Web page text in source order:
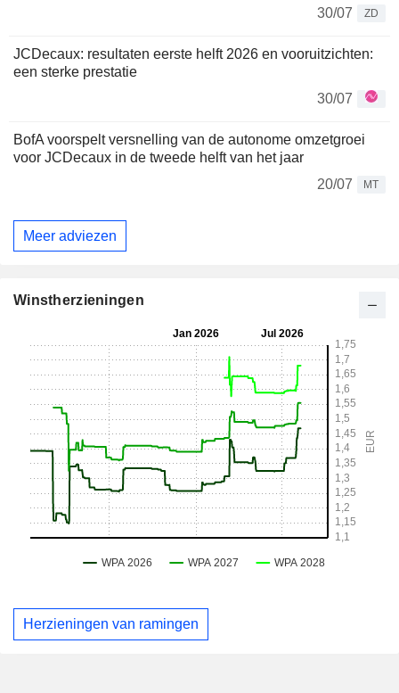
30/07
ZD
JCDecaux: resultaten eerste helft 2026 en vooruitzichten:
een sterke prestatie
30/07
BofA voorspelt versnelling van de autonome omzetgroei
voor JCDecaux in de tweede helft van het jaar
20/07
MT
Meer adviezen
Winstherzieningen
Herzieningen van ramingen